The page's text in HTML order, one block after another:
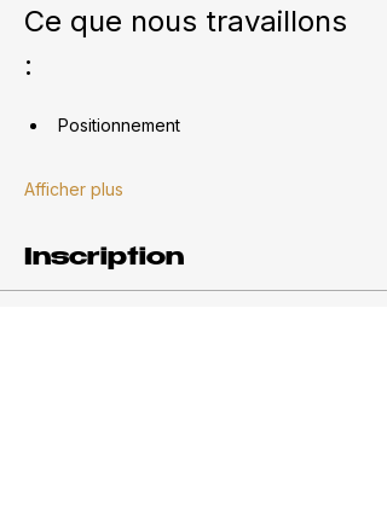
Ce que nous travaillons
:
Positionnement
Afficher plus
Inscription